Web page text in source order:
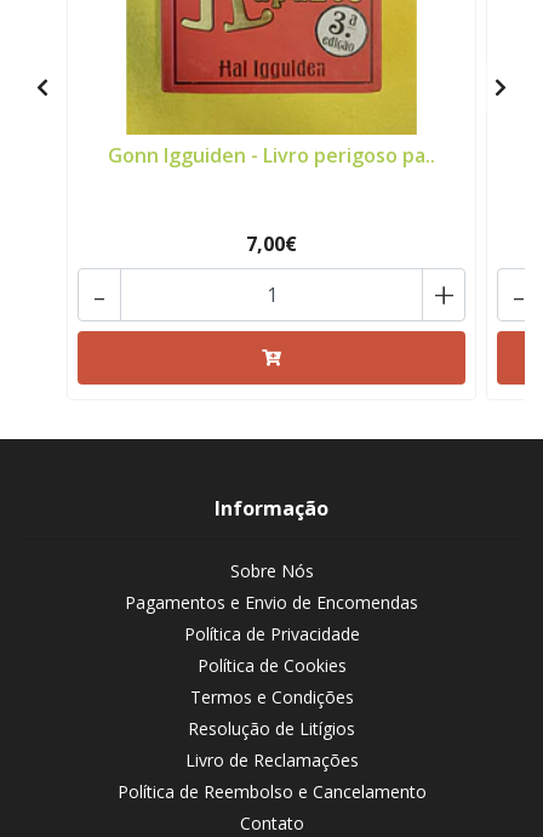
Gonn Igguiden - Livro perigoso pa..
7,00€
+
- -
Informação
Sobre Nós
Pagamentos e Envio de Encomendas
Política de Privacidade
Política de Cookies
Termos e Condições
Resolução de Litígios
Livro de Reclamações
Política de Reembolso e Cancelamento
Contato